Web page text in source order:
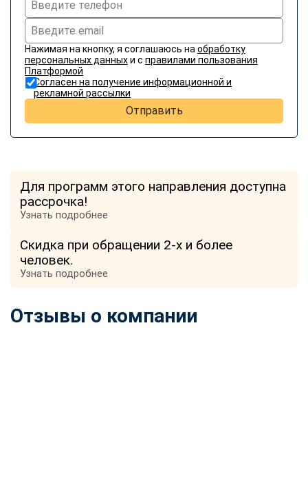
Нажимая на кнопку, я соглашаюсь на обработку
персональных данныхи с правилами пользования
Платформой
Согласен на получение информационной и
рекламной рассылки
Отправить
Для программ этого направления доступна
рассрочка!
Узнать подробнее
Скидка при обращении 2-х и более
человек.
Узнать подробнее
Отзывы о компании